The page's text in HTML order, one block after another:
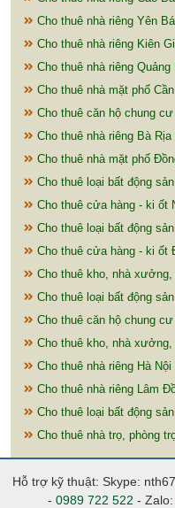
Cho thuê nhà riêng Yên
Cho thuê nhà riêng Kiên
Cho thuê nhà riêng Quảng
Cho thuê nhà mặt phố
Cho thuê căn hộ chung
Cho thuê nhà riêng Bà Rịa
Cho thuê nhà mặt phố
Cho thuê loại bất động
Cho thuê cửa hàng - ki ốt
Cho thuê loại bất động
Cho thuê cửa hàng - ki ốt
Cho thuê kho, nhà
Cho thuê loại bất động
Cho thuê căn hộ chung
Cho thuê kho, nhà xưởng,
Cho thuê nhà riêng Hà Nội
Cho thuê nhà riêng Lâm
Cho thuê loại bất động
Cho thuê nhà trọ, phòng
Hỗ trợ kỹ thuật: Skype:
- 0989 722 522 - Zalo: